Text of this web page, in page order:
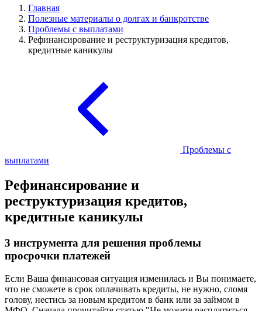
Главная
Полезные материалы о долгах и банкротстве
Проблемы с выплатами
Рефинансирование и реструктуризация кредитов,
кредитные каникулы
Проблемы с
выплатами
Рефинансирование и
реструктуризация кредитов,
кредитные каникулы
3 инструмента для решения проблемы
просрочки платежей
Если Ваша финансовая ситуация изменилась и Вы понимаете,
что не сможете в срок оплачивать кредиты, не нужно, сломя
голову, нестись за новым кредитом в банк или за займом в